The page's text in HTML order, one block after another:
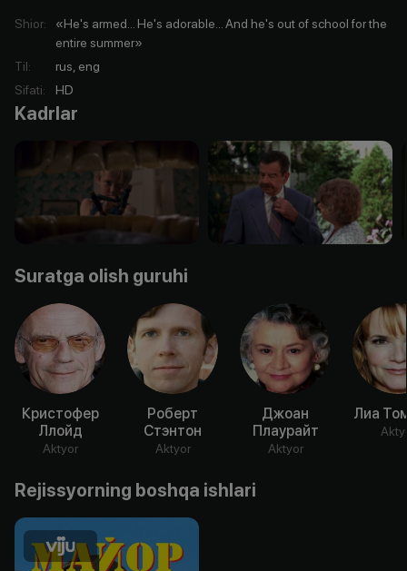
Shior:
«He's armed... He's adorable... And he's out of school for the
entire summer»
Til:
rus, eng
Sifati: HD
Kadrlar
Suratga olish guruhi
Кристофер
Ллойд
Aktyor
Роберт
Стэнтон
Aktyor
Джоан
Плаурайт
Aktyor
Лиа
Rejissyorning boshqa ishlari